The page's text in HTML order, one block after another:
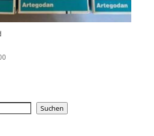
Preisspanne:
Suchen